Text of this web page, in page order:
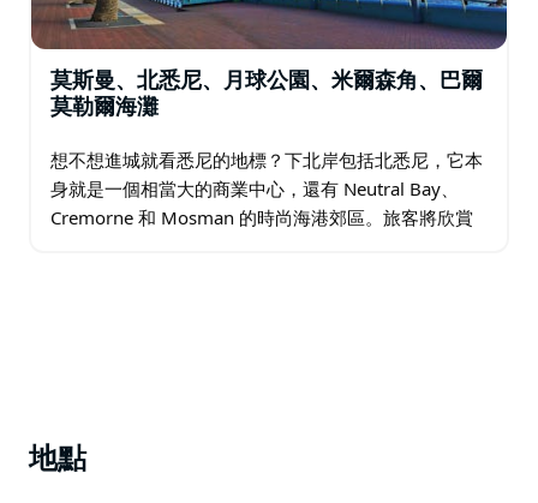
莫斯曼、北悉尼、月球公園、米爾森角、巴爾
莫勒爾海灘
想不想進城就看悉尼的地標？下北岸包括北悉尼，它本
身就是一個相當大的商業中心，還有 Neutral Bay、
Cremorne 和 Mosman 的時尚海港郊區。旅客將欣賞
地點